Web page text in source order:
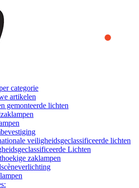
that we provide you the best experience
to browse this website, you accept
us analyze how the website is used and
To learn more or to find out how
can access our
categorie
artikelen
gemonteerde lichten
veiligheidsgeclassificeerde lichten
Lichten
zaklampen